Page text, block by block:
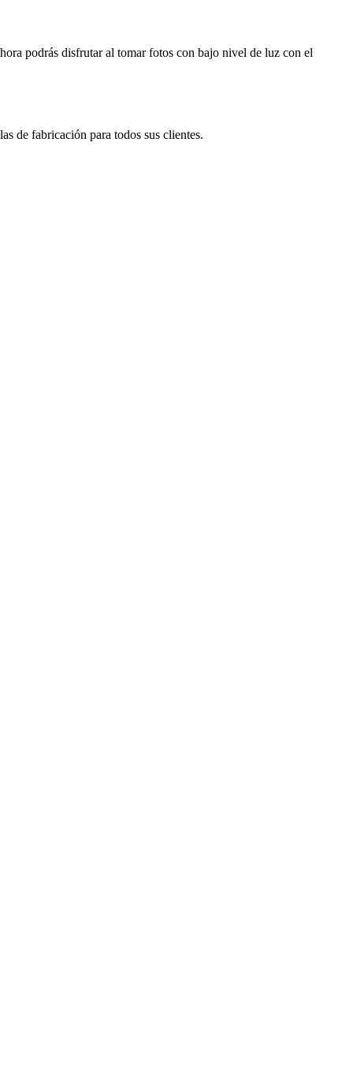
podrás disfrutar al tomar fotos con bajo nivel de luz con el
de fabricación para todos sus clientes.